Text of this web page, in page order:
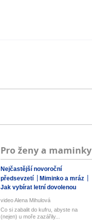
Pro ženy a maminky
Nejčastější novoroční
předsevzetí
Miminko a mráz
Jak vybírat letní dovolenou
video Alena Mihulová
Co si zabalit do kufru, abyste na
(nejen) u moře zazářily...